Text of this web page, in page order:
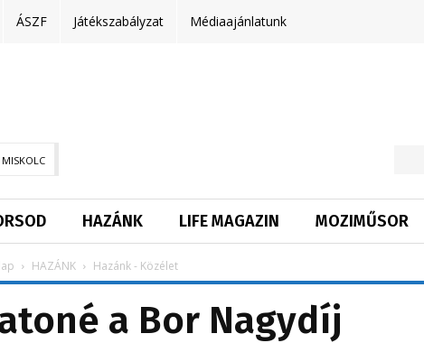
ÁSZF Játékszabályzat Médiaajánlatunk
MISKOLC
HAZÁNK LIFE MAGAZIN MOZIMŰSOR
HAZÁNK Hazánk - Közélet
a Bor Nagydíj